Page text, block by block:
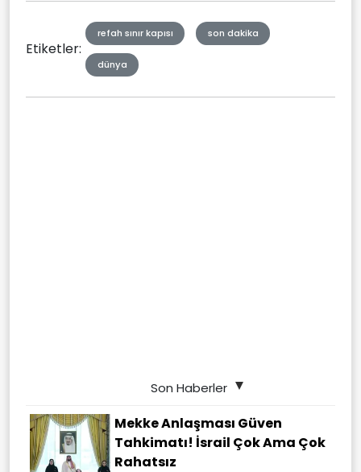
Etiketler:
refah sınır kapısı son dakika
dünya
Son Haberler
Mekke Anlaşması Güven
Tahkimatı! İsrail Çok Ama Çok
Rahatsız